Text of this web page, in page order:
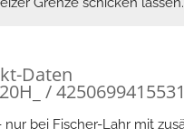
Daten
/ 4250699415531